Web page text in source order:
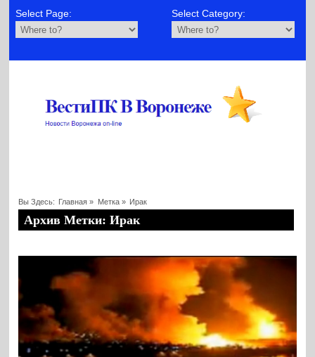
Select Page: Select Category:
Вы Здесь: Главная » Метка » Ирак
Архив Метки: Ирак